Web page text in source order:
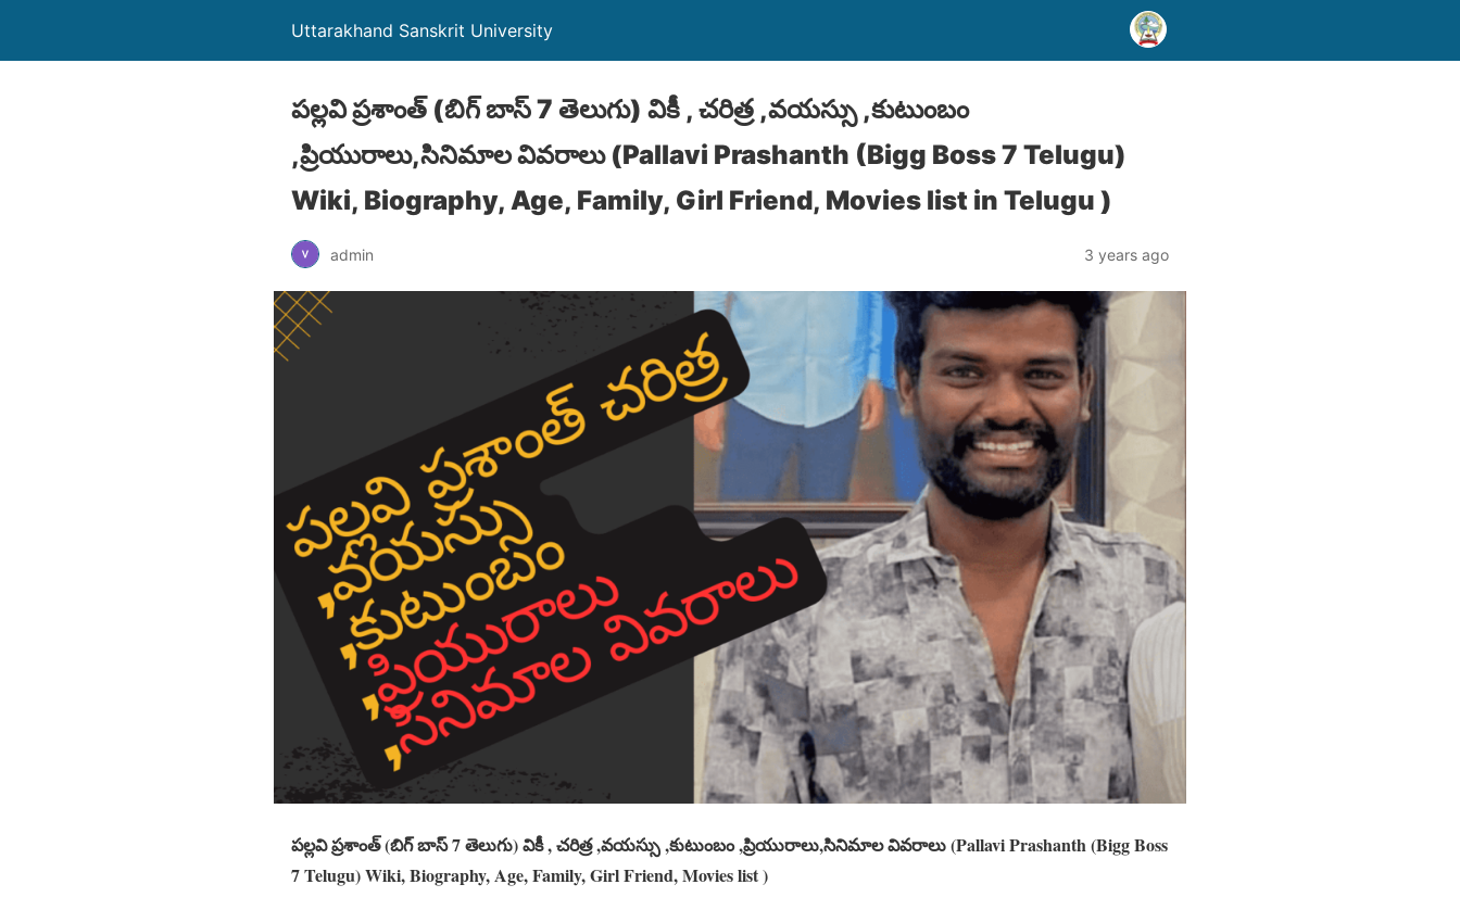
Uttarakhand Sanskrit University
పల్లవి ప్రశాంత్ (బిగ్ బాస్ 7 తెలుగు) వికీ , చరిత్ర ,వయస్సు ,కుటుంబం
,ప్రియురాలు,సినిమాల వివరాలు (Pallavi Prashanth (Bigg Boss 7 Telugu)
Wiki, Biography, Age, Family, Girl Friend, Movies list in Telugu )
admin 3 years ago
పల్లవి ప్రశాంత్ (బిగ్ బాస్ 7 తెలుగు) వికీ , చరిత్ర ,వయస్సు ,కుటుంబం ,ప్రియురాలు,సినిమాల వివరాలు (Pallavi Prashanth (Bigg Boss
7 Telugu) Wiki, Biography, Age, Family, Girl Friend, Movies list )